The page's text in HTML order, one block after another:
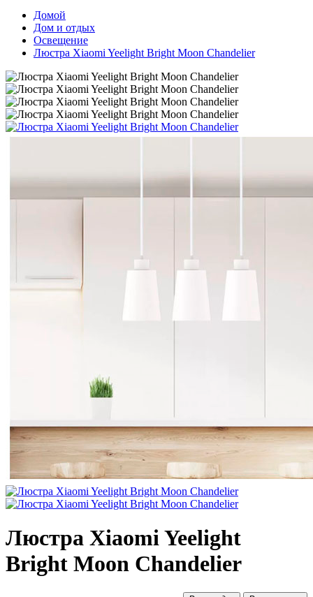
Домой
Дом и отдых
Освещение
Люстра Xiaomi Yeelight Bright Moon Chandelier
Люстра Xiaomi Yeelight
Bright Moon Chandelier